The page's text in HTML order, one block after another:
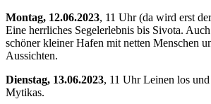
Montag, 12.06.2023, 11 Uhr (da wird erst
Eine herrliches Segelerlebnis bis Sivota.
schöner kleiner Hafen mit netten Menschen
Aussichten.
Dienstag, 13.06.2023, 11 Uhr Leinen los
Mytikas.